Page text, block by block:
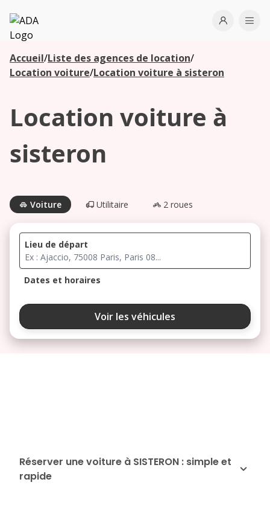
ADA
Open
Accueil/Liste des agences de location/
Location voiture/Location voiture à sisteron
Location voiture à
sisteron
Voiture Utilitaire 2 roues
Lieu de départ
Dates et horaires
août 2026
ma me
31
Voir les véhicules
Réserver une voiture à SISTERON : simple et
rapide
Les
agences à
Commencez
votre
agences à
proximité